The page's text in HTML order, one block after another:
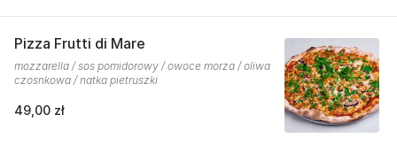
Pizza Frutti di Mare
mozzarella / sos pomidorowy / owoce morza / oliwa
czosnkowa / natka pietruszki
49,00 zł